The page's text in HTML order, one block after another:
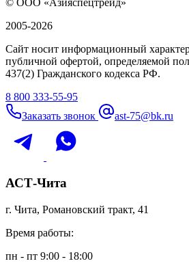
2005-2026
Сайт носит информационный
публичной офертой, определяемой
437(2) Гражданского кодекса РФ.
8 800 333-55-95
Заказать звонок
ast-75@bk.ru
АСТ-Чита
г. Чита, Романовский тракт, 41
Время работы:
пн - пт 9:00 - 18:00